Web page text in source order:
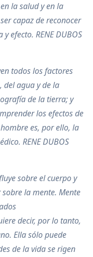
la salud y en la
capaz de reconocer
efecto. RENE DUBOS
todos los factores
del agua y de la
de la tierra; y
los efectos de
es, por ello, la
RENE DUBOS
sobre el cuerpo y
la mente. Mente
decir, por lo tanto,
Ella sólo puede
de la vida se rigen